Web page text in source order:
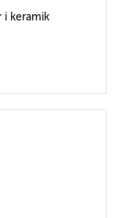
i keramik